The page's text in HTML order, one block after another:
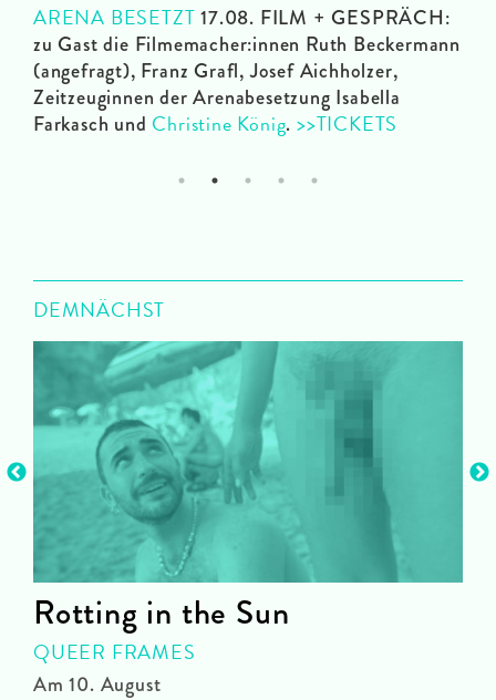
ARENA BESETZT17.08. FILM + GESPRÄCH:
zu Gast die Filmemacher:innen Ruth Beckermann
(angefragt), Franz Grafl, Josef Aichholzer,
Zeitzeuginnen der Arenabesetzung Isabella
Farkasch und Christine König.>>TICKETS
1 2 3 4 5
DEMNÄCHST
Rotting in the Sun
QUEER FRAMES
Am 10. August